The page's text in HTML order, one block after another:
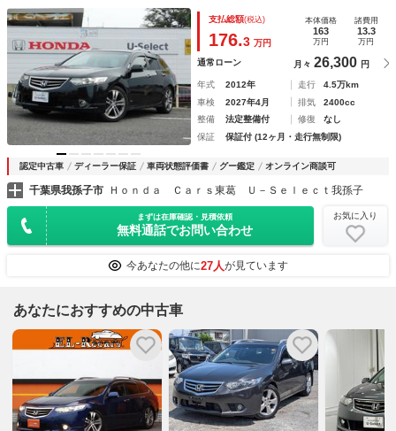
ト スマートキー ＥＴＣ パワーシート フロントドライブ
レコーダー サイド・カーテンエアバッグ １オーナー 禁煙
支払総額(税込)
176.3 万円
本体価格
163
万円
諸費用
13.3
万円
通常ローン 月々 26,300 円
年式 2012年 走行
4.5万km
車検
2027年4月 排気
2400cc
整備
法定整備付 修復
なし
保証
保証付 (12ヶ月・走行無制限)
認定中古車 ディーラー保証 車両状態評価書 グー鑑定 オンライン商談可
千葉県我孫子市 Ｈｏｎｄａ Ｃａｒｓ東葛 Ｕ－Ｓｅｌｅｃｔ我孫子
まずは在庫確認・見積依頼
無料通話でお問い合わせ
お気に入り
今あなたの他に27人が見ています
あなたにおすすめの中古車